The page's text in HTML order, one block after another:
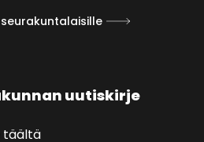
uutiskirje
täältä